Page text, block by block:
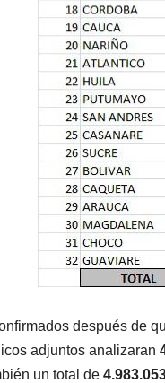
después de
adjuntos analizaran
un total de